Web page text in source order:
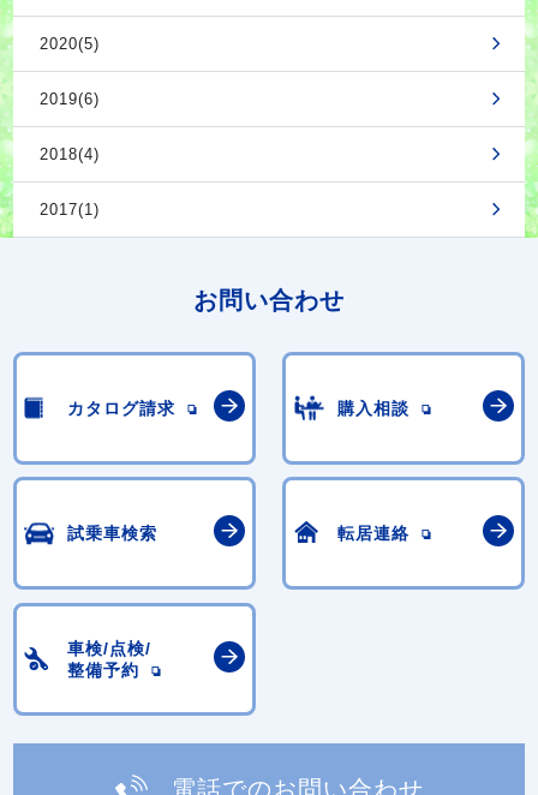
2020(5)
2019(6)
2018(4)
2017(1)
お問い合わせ
カタログ請求 購入相談
試乗車検索 転居連絡
車検/点検/
整備予約
電話でのお問い合わせ